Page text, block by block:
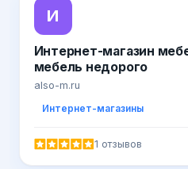
И
Интернет-магазин
мебель недорого
also-m.ru
Интернет-магазины
1 отзывов